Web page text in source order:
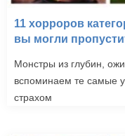
11 хорроров
вы могли
Монстры из глубин,
вспоминаем те самые
страхом